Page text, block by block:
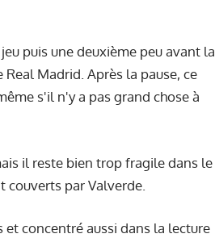
puis une deuxième peu avant la
Madrid. Après la pause, ce
s'il n'y a pas grand chose à
il reste bien trop fragile dans le
couverts par Valverde.
concentré aussi dans la lecture